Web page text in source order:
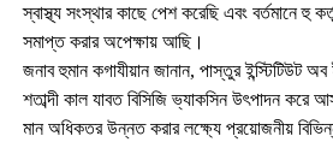
স্বাস্থ্য সংস্থার কাছে পেশ করেছি এবং বর্তমানে হু
সমাপ্ত করার অপেক্ষায় আছি।
জনাব হুমান কগাযীয়ান জানান, পাস্তুর ইন্স্টিটিউট
শতাব্দী কাল যাবত বিসিজি ভ্যাকসিন উৎপাদন
মান অধিকতর উন্নত করার লক্ষ্যে প্রয়োজনীয়